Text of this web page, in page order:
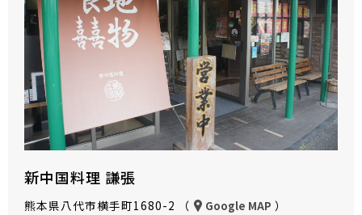
新中国料理 謙張
熊本県八代市横手町1680-2 （ Google MAP ）